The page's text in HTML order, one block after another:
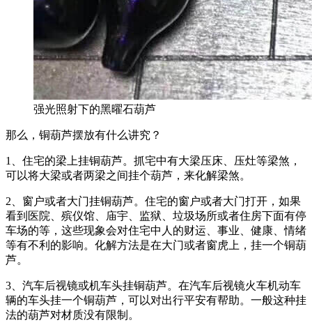
强光照射下的黑曜石葫芦
那么，铜葫芦摆放有什么讲究？
1、住宅的梁上挂铜葫芦。抓宅中有大梁压床、压灶等梁煞，
可以将大梁或者两梁之间挂个葫芦，来化解梁煞。
2、窗户或者大门挂铜葫芦。住宅的窗户或者大门打开，如果
看到医院、殡仪馆、庙宇、监狱、垃圾场所或者住房下面有停
车场的等，这些现象会对住宅中人的财运、事业、健康、情绪
等有不利的影响。化解方法是在大门或者窗虎上，挂一个铜葫
芦。
3、汽车后视镜或机车头挂铜葫芦。在汽车后视镜火车机动车
辆的车头挂一个铜葫芦，可以对出行平安有帮助。一般这种挂
法的葫芦对材质没有限制。